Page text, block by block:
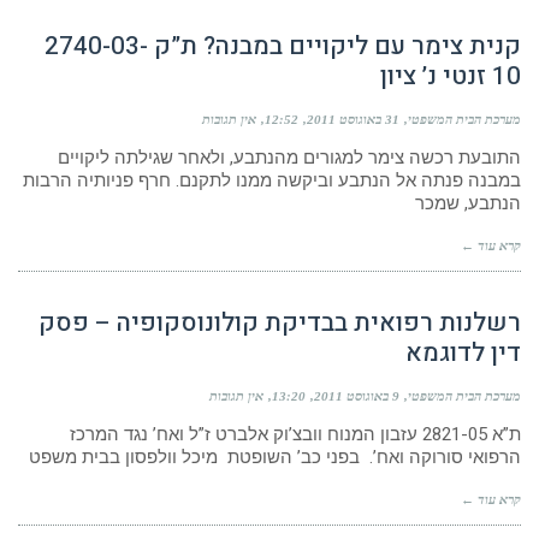
קנית צימר עם ליקויים במבנה? ת”ק 2740-03-
10 זנטי נ’ ציון
מערכת הבית המשפטי 31 באוגוסט 2011 12:52 אין תגובות
התובעת רכשה צימר למגורים מהנתבע, ולאחר שגילתה ליקויים
במבנה פנתה אל הנתבע וביקשה ממנו לתקנם. חרף פניותיה הרבות
הנתבע, שמכר
קרא עוד ←
רשלנות רפואית בבדיקת קולונוסקופיה – פסק
דין לדוגמא
מערכת הבית המשפטי 9 באוגוסט 2011 13:20 אין תגובות
ת”א 2821-05 עזבון המנוח וובצ’וק אלברט ז”ל ואח’ נגד המרכז
הרפואי סורוקה ואח’. בפני כב’ השופטת מיכל וולפסון בבית משפט
קרא עוד ←